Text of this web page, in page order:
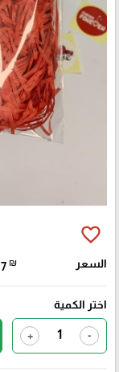
favorite_border
السعر 7 ₪
اختر الكمية
-
+